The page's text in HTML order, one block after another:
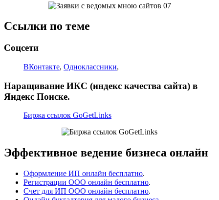
Ссылки по теме
Соцсети
ВКонтакте, Одноклассники,
Наращивание ИКС (индекс качества сайта) в
Яндекс Поиске.
Биржа ссылок GoGetLinks
Эффективное ведение бизнеса онлайн
Оформление ИП онлайн бесплатно.
Регистрации ООО онлайн бесплатно.
Счет для ИП ООО онлайн бесплатно.